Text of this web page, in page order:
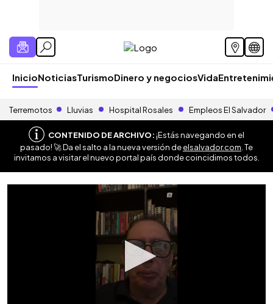
InicioNoticiasTurismoDinero y negociosVida
Terremotos Lluvias Hospital Rosales Empleos El Salvador
CONTENIDO DE ARCHIVO:¡Estás navegando en el
pasado! 🚀 Da el salto a la nueva versión deelsalvador.com . Te
invitamos a visitar el nuevo portal país donde coincidimos todos.